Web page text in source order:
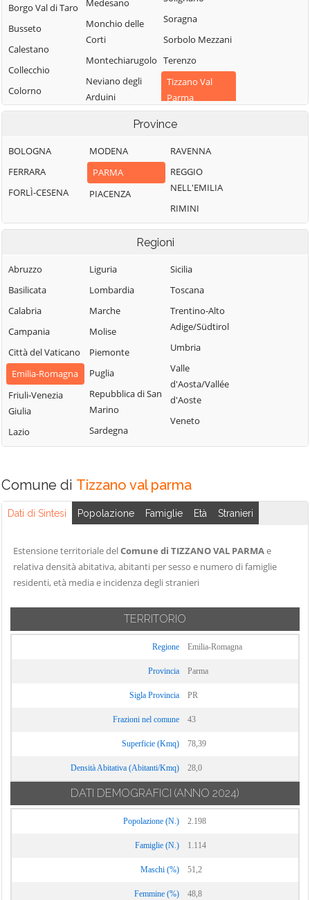
Borgo Val di Taro
Busseto
Calestano
Collecchio
Colorno
Compiano
Felino
Fidenza
Fontanellato
Medesano
Monchio delle
Corti
Montechiarugolo
Neviano degli
Arduini
Parma
Pellegrino
Parmense
Soragna
Sorbolo Mezzani
Terenzo
Tizzano Val
Parma
Tornolo
Traversetolo
Valmozzola
Varsi
Province
BOLOGNA
FERRARA
FORLÌ-CESENA
MODENA
PARMA
PIACENZA
RAVENNA
REGGIO
NELL'EMILIA
RIMINI
Regioni
Abruzzo
Basilicata
Calabria
Campania
Città del Vaticano
Emilia-Romagna
Friuli-Venezia
Giulia
Lazio
Liguria
Lombardia
Marche
Molise
Piemonte
Puglia
Repubblica di San
Marino
Sardegna
Sicilia
Toscana
Trentino-Alto
Adige/Südtirol
Umbria
Valle
d'Aosta/Vallée
d'Aoste
Veneto
Comune di Tizzano val parma
Dati di Sintesi Popolazione Famiglie Età Stranieri
Estensione territoriale delComune di TIZZANO VAL PARMAe
relativa densità abitativa, abitanti per sesso e numero di famiglie
residenti, età media e incidenza degli stranieri
TERRITORIO
Regione Emilia-Romagna
Provincia Parma
Sigla Provincia PR
Frazioni nel comune 43
Superficie (Kmq) 78,39
Densità Abitativa (Abitanti/Kmq) 28,0
DATI DEMOGRAFICI (ANNO 2024)
Popolazione (N.) 2.198
Famiglie (N.) 1.114
Maschi (%) 51,2
Femmine (%) 48,8